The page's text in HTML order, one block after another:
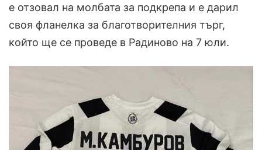
е отзовал на молбата за подкрепа и е дарил
своя фланелка за благотворителния търг,
който ще се проведе в Радиново на 7 юли.